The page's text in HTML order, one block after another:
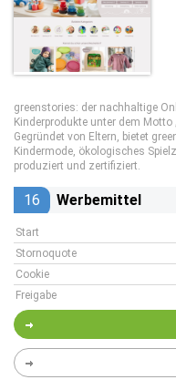
greenstories: der nachhaltige
Kinderprodukte unter dem Motto
Gegründet von Eltern, bietet
Kindermode, ökologisches
produziert und zertifiziert.
16 Werbemittel
Start
Stornoquote
Cookie
Freigabe